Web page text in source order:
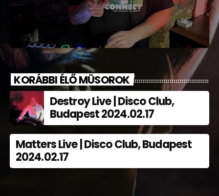
KORÁBBI ÉLŐ MÜSOROK
Destroy Live | Disco Club,
Budapest 2024.02.17
Matters Live | Disco Club, Budapest
2024.02.17